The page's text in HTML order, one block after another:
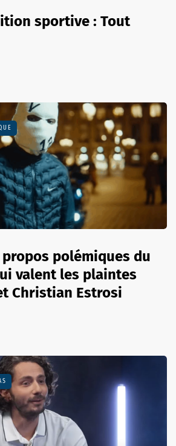
sportive : Tout
propos polémiques du
valent les plaintes
Christian Estrosi